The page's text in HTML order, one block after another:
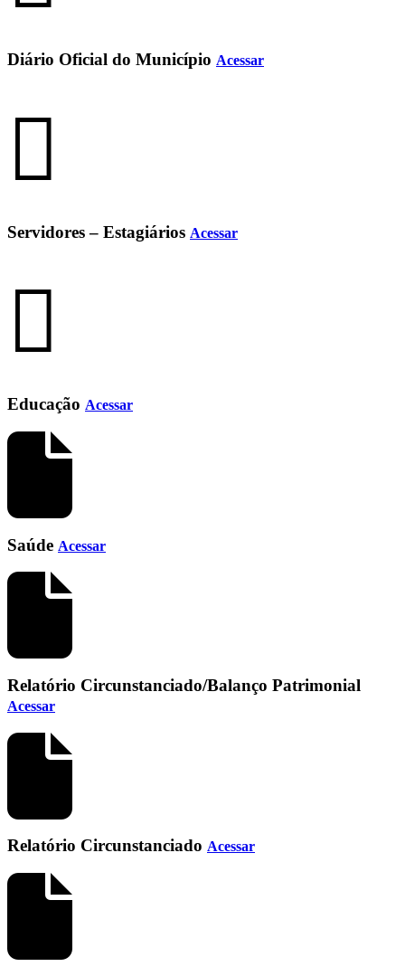
Diário Oficial do Município Acessar
Servidores – Estagiários Acessar
Educação Acessar
Saúde Acessar
Relatório Circunstanciado/Balanço Patrimonial
Acessar
Relatório Circunstanciado Acessar